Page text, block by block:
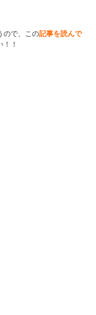
ので、この記事を読んで
！！